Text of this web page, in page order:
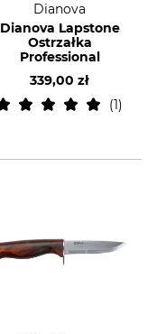
Dianova
Dianova Lapstone
Ostrzałka
Professional
339,00 zł
1